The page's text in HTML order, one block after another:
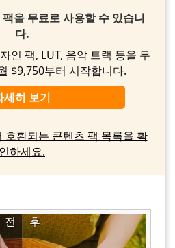
을 무료로 사용할 수 있습니
다.
인 팩, LUT, 음악 트랙 등을 무
$9,750부터 시작합니다.
세히 보기
호환되는 콘텐츠 팩 목록을 확
인하세요.
후
전